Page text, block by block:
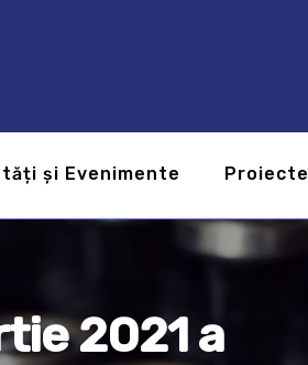
și Evenimente Proiecte
2021 a